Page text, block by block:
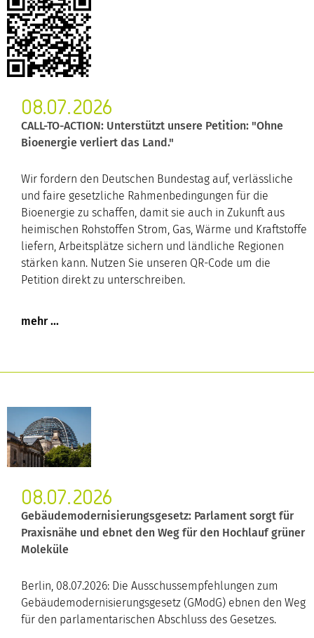
08.07.2026
CALL-TO-ACTION: Unterstützt unsere Petition: "Ohne
Bioenergie verliert das Land."
Wir fordern den Deutschen Bundestag auf, verlässliche
und faire gesetzliche Rahmenbedingungen für die
Bioenergie zu schaffen, damit sie auch in Zukunft aus
heimischen Rohstoffen Strom, Gas, Wärme und Kraftstoffe
liefern, Arbeitsplätze sichern und ländliche Regionen
stärken kann. Nutzen Sie unseren QR-Code um die
Petition direkt zu unterschreiben.
08.07.2026
Gebäudemodernisierungsgesetz: Parlament sorgt für
Praxisnähe und ebnet den Weg für den Hochlauf grüner
Moleküle
Berlin, 08.07.2026: Die Ausschussempfehlungen zum
Gebäudemodernisierungsgesetz (GModG) ebnen den Weg
für den parlamentarischen Abschluss des Gesetzes.